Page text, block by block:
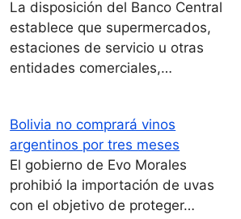
La disposición del Banco Central
establece que supermercados,
estaciones de servicio u otras
entidades comerciales,…
Bolivia no comprará vinos
argentinos por tres meses
El gobierno de Evo Morales
prohibió la importación de uvas
con el objetivo de proteger…